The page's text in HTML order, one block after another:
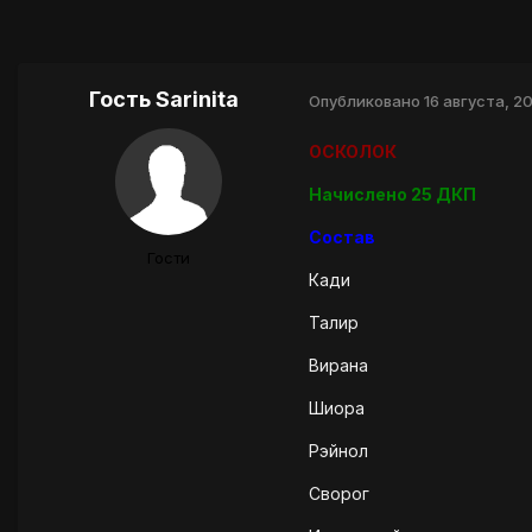
Гость Sarinita Опубликовано 16 августа,
ОСКОЛОК
Начислено 25 ДКП
Состав
Кади
Талир
Вирана
Шиора
Рэйнол
Сворог